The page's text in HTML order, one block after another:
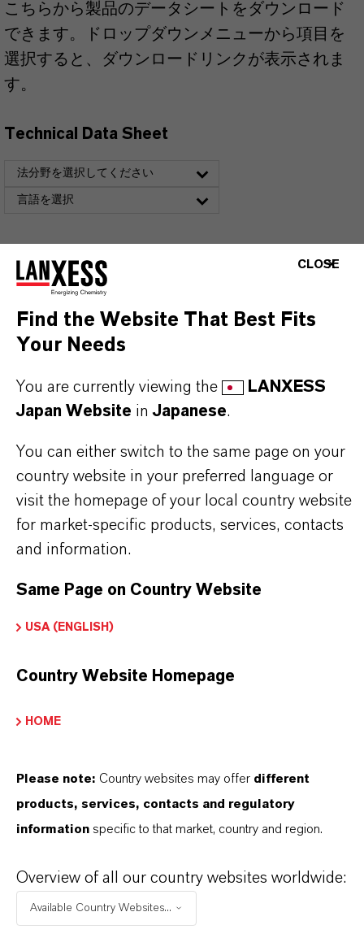
こちらから製品のデータシートをダウンロード
できます。ドロップダウンメニューから項目を
選択すると、ダウンロードリンクが表示されま
す。
Technical Data Sheet
法分野を選択してください
言語を選択
Patrick Wikenhauser
Köln
メッセージを送信
Technical Contact
CLOSE
Find the Website That Best Fits
Your Needs
You are currently viewing the
LANXESS
Japan Website inJapanese.
You can either switch to the same page on your
country website in your preferred language or
visit the homepage of your local country website
for market-specific products, services, contacts
and information.
Same Page on Country Website
USA (ENGLISH)
Country Website Homepage
HOME
Please note: Country websites may offer different
products, services, contacts and regulatory
information specific to that market, country and region.
Overview of all our country websites worldwide:
Available Country Websites...